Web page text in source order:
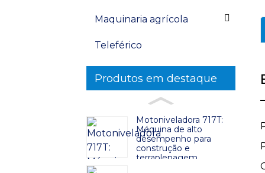
Maquinaria agrícola
Teleférico
Produtos em destaque
Motoniveladora 717T:
Máquina de alto
desempenho para
construção e
terraplenagem